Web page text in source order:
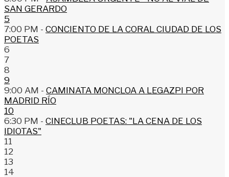
SAN GERARDO
5
7:00 PM - CONCIENTO DE LA CORAL CIUDAD DE LOS
POETAS
6
7
8
9
9:00 AM - CAMINATA MONCLOA A LEGAZPI POR
MADRID RÍO
10
6:30 PM - CINECLUB POETAS: "LA CENA DE LOS
IDIOTAS"
11
12
13
14